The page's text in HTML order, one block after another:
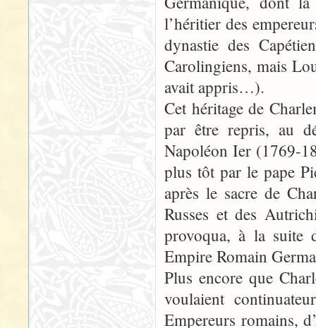
l’héritier des
dynastie des
Carolingiens, mais
avait appris…).
Cet héritage de
par être repris, au
Napoléon Ier (1769-
plus tôt par le pape
après le sacre de
Russes et des
provoqua, à la suite
Empire Romain
Plus encore que
voulaient
Empereurs romains,